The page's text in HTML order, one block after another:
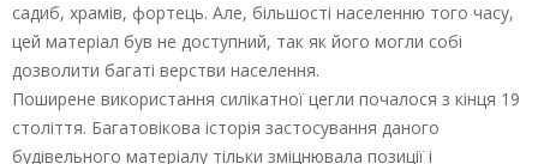
садиб, храмів, фортець. Але, більшості населенню того часу,
цей матеріал був не доступний, так як його могли собі
дозволити багаті верстви населення.
Поширене використання силікатної цегли почалося з кінця 19
століття. Багатовікова історія застосування даного
будівельного матеріалу тільки зміцнювала позиції і